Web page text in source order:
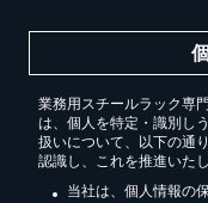
業務用スチールラック専
は、個人を特定・識別し
扱いについて、以下の通
認識し、これを推進いたし
当社は、個人情報の